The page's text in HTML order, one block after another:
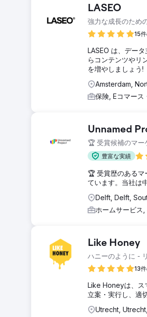
LASEO
強力な成長のため
15
LASEO は、デー
らコンテンツやリ
を増やしましょう!
Amsterdam,
保険, Eコマース
Unnamed
🏆 受賞候補のマー
豊富な実績
🏆 受賞歴のあるマ
ています。当社は
Delft, Delft,
ホームサービス,
Like Honey
ハニーのように -
13
Like Honeyは、ス
立案・実行し、適
Utrecht,